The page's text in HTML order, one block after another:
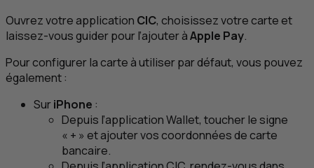
Ouvrez votre application CIC, choisissez votre carte et
laissez-vous guider pour l’ajouter àApple Pay.
Pour configurer la carte à utiliser par défaut, vous pouvez
également :
SuriPhone :
Depuis l’applicationWallet, toucher le signe
« + » et ajouter vos coordonnées de carte
bancaire.